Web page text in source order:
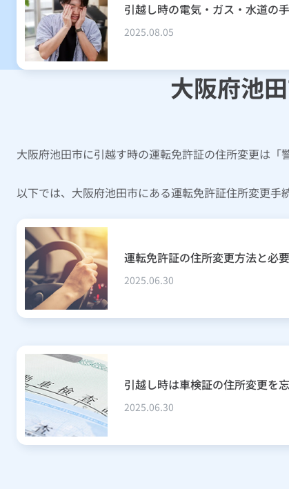
引越し時の電気・ガス・水道の
2025.08.05
大阪府池
大阪府池田市に引越す時の運転免許証の住所変更は
以下では、大阪府池田市にある運転免許証住所変更手
運転免許証の住所変更方法と必
2025.06.30
引越し時は車検証の住所変更を
2025.06.30